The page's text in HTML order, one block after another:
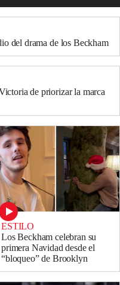
del drama de los Beckham
de priorizar la marca
ESTILO
Los Beckham celebran su
primera Navidad desde el
“bloqueo” de Brooklyn